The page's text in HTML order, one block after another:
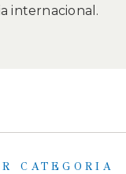
internacional.
CATEGORIA